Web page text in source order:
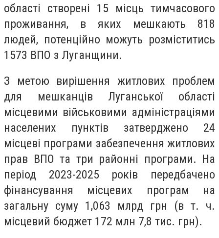
області створені 15 місць тимчасового
проживання, в яких мешкають 818
людей, потенційно можуть розміститись
1573 ВПО з Луганщини.
З метою вирішення житлових проблем
для мешканців Луганської області
місцевими військовими адміністраціями
населених пунктів затверджено 24
місцеві програми забезпечення житлових
прав ВПО та три районні програми. На
період 2023-2025 років передбачено
фінансування місцевих програм на
загальну суму 1,063 млрд грн (в т. ч.
місцевий бюджет 172 млн 7,8 тис. грн).